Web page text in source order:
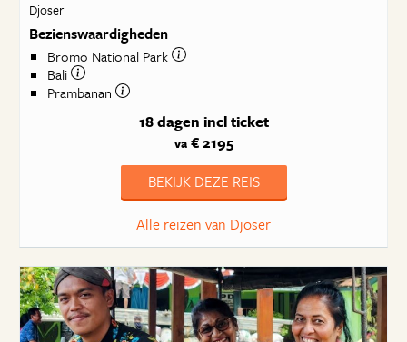
Djoser
Bezienswaardigheden
Bromo National Park
Bali
Prambanan
18 dagen incl ticket
va€ 2195
BEKIJK DEZE REIS
Alle reizen van Djoser